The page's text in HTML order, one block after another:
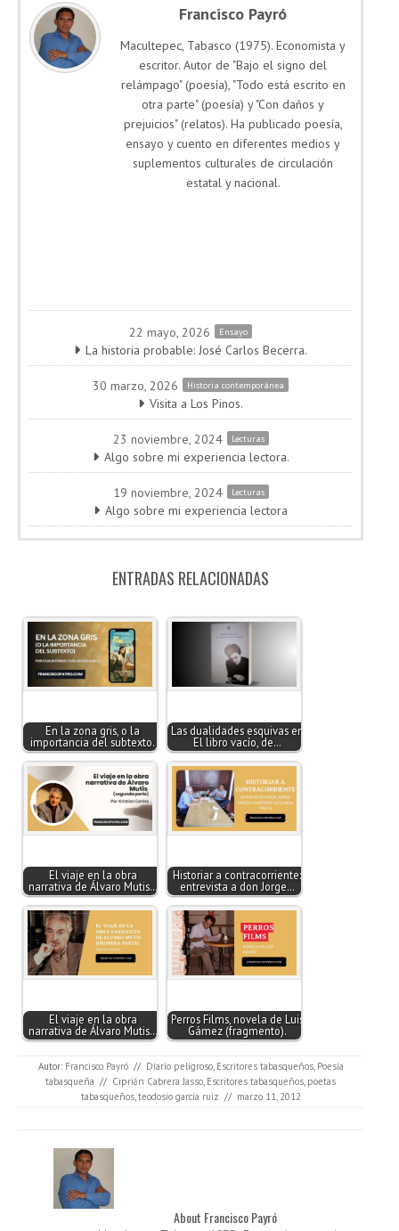
Francisco Payró
Macultepec, Tabasco (1975). Economista y
escritor. Autor de "Bajo el signo del
relámpago" (poesía), "Todo está escrito en
otra parte" (poesía) y "Con daños y
prejuicios" (relatos). Ha publicado poesía,
ensayo y cuento en diferentes medios y
suplementos culturales de circulación
estatal y nacional.
22 mayo, 2026 Ensayo
La historia probable: José Carlos Becerra.
30 marzo, 2026 Historia contemporánea
Visita a Los Pinos.
23 noviembre, 2024 Lecturas
Algo sobre mi experiencia lectora.
19 noviembre, 2024 Lecturas
Algo sobre mi experiencia lectora
ENTRADAS RELACIONADAS
En la zona gris, o la
importancia del subtexto.
Las dualidades esquivas en
El libro vacío, de…
El viaje en la obra
narrativa de Álvaro Mutis…
Historiar a contracorriente:
entrevista a don Jorge…
El viaje en la obra
narrativa de Álvaro Mutis…
Perros Films, novela de Luis
Gámez (fragmento).
Autor: Francisco Payró // Diario peligroso, Escritores tabasqueños, Poesía
tabasqueña // Ciprián Cabrera Jasso, Escritores tabasqueños, poetas
tabasqueños,teodosio garcía ruiz // marzo 11, 2012
About Francisco Payró